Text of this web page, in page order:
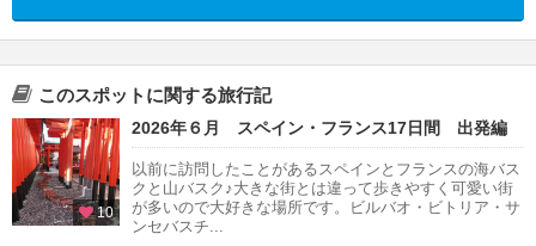
このスポットに関する旅行記
10
2026年６月 スペイン・フランス17日間 出発編
以前に訪問したことがあるスペインとフランスの海バス
クと山バスク♪大きな街とは違って歩きやすく可愛い街
が多いので大好きな場所です。ビルバオ・ビトリア・サ
ンセバスチ...